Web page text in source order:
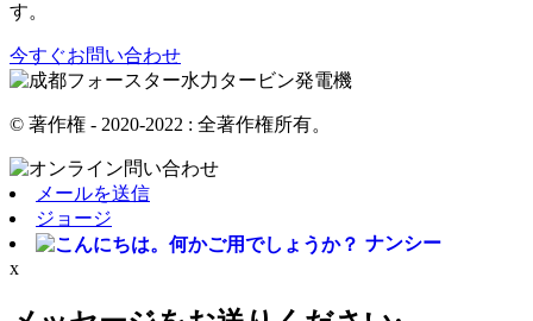
す。
今すぐお問い合わせ
© 著作権 - 2020-2022 : 全著作権所有。
メールを送信
ジョージ
ナンシー
x